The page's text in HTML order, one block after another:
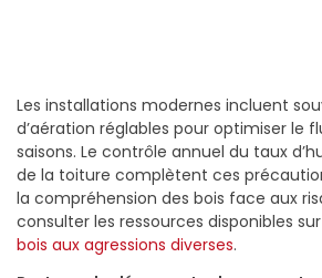
Les installations modernes incluent
d’aération réglables pour optimiser le
saisons. Le contrôle annuel du taux
de la toiture complètent ces
la compréhension des bois face aux
consulter les ressources disponibles
bois aux agressions diverses.